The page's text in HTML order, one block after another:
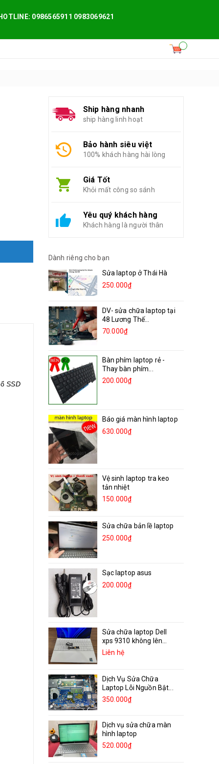
0986565911 0983069621
SSD
Ship hàng nhanh
ship hàng linh hoạt
Bảo hành siêu việt
100% khách hàng hài lòng
Giá Tốt
Khỏi mất công so sánh
Yêu quý khách hàng
Khách hàng là người thân
Dành riêng cho bạn
Sửa laptop ở Thái Hà
250.000₫
DV- sửa chữa laptop tại
48 Lương Thế...
70.000₫
Bàn phím laptop rẻ -
Thay bàn phím...
200.000₫
Báo giá màn hình laptop
630.000₫
Vệ sinh laptop tra keo
tản nhiệt
150.000₫
Sửa chữa bản lề laptop
250.000₫
Sạc laptop asus
200.000₫
Sửa chữa laptop Dell
xps 9310 không lên...
Liên hệ
Dịch Vụ Sửa Chữa
Laptop Lỗi Nguồn Bật...
350.000₫
Dịch vụ sửa chữa màn
hình laptop
520.000₫